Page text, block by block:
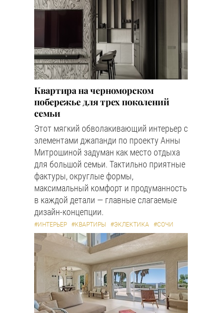
Квартира на черноморском
побережье для трех поколений
семьи
Этот мягкий обволакивающий интерьер с
элементами джапанди по проекту Анны
Митрошиной задуман как место отдыха
для большой семьи. Тактильно приятные
фактуры, округлые формы,
максимальный комфорт и продуманность
в каждой детали — главные слагаемые
дизайн-концепции.
#ИНТЕРЬЕР #КВАРТИРЫ #ЭКЛЕКТИКА #СОЧИ